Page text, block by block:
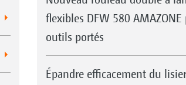
flexibles DFW 580 AMAZONE
outils portés
Épandre efficacement du